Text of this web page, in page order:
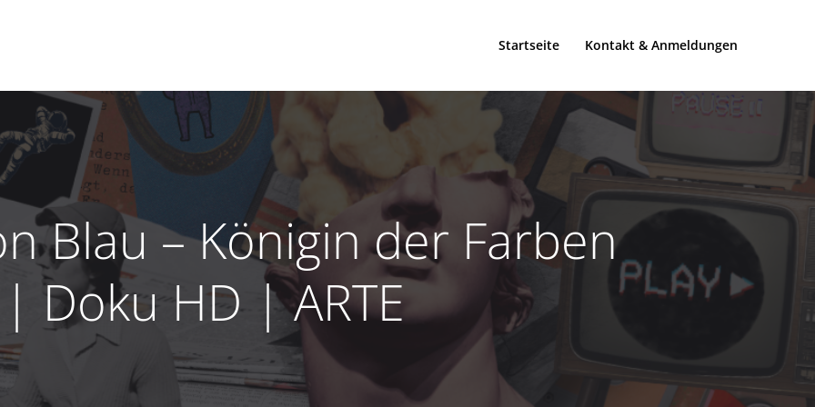
Startseite Kontakt & Anmeldungen
Blau – Königin der Farben
| Doku HD | ARTE